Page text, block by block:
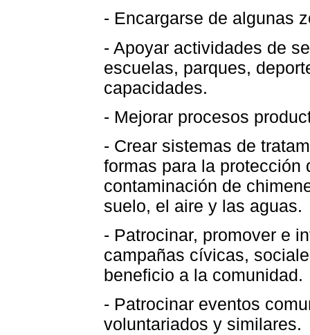
- Encargarse de algunas
- Apoyar actividades de
escuelas, parques,
capacidades.
- Mejorar procesos
- Crear sistemas de
formas para la protección
contaminación de
suelo, el aire y las aguas.
- Patrocinar, promover e
campañas cívicas,
beneficio a la comunidad.
- Patrocinar eventos
voluntariados y similares.